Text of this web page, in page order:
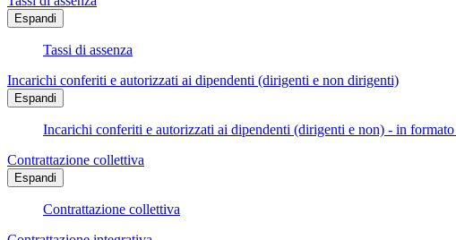
Espandi
Tassi di assenza
Incarichi conferiti e autorizzati ai dipendenti (dirigenti e non dirigenti)
Espandi
Incarichi conferiti e autorizzati ai dipendenti (dirigenti e non) - in formato
Contrattazione collettiva
Espandi
Contrattazione collettiva